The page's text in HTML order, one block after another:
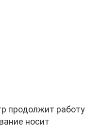
продолжит работу
носит